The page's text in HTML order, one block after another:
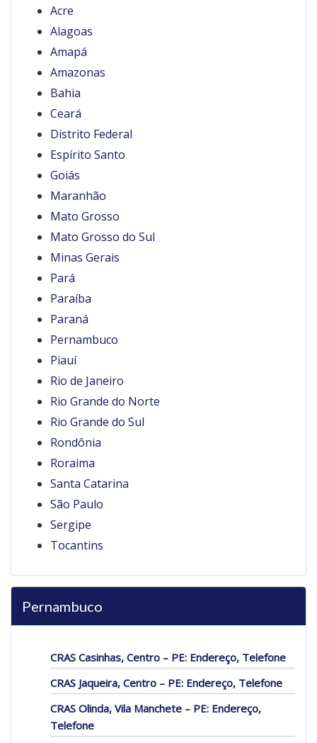
Acre
Alagoas
Amapá
Amazonas
Bahia
Ceará
Distrito Federal
Espírito Santo
Goiás
Maranhão
Mato Grosso
Mato Grosso do Sul
Minas Gerais
Pará
Paraíba
Paraná
Pernambuco
Piauí
Rio de Janeiro
Rio Grande do Norte
Rio Grande do Sul
Rondônia
Roraima
Santa Catarina
São Paulo
Sergipe
Tocantins
Pernambuco
CRAS Casinhas, Centro – PE: Endereço, Telefone
CRAS Jaqueira, Centro – PE: Endereço, Telefone
CRAS Olinda, Vila Manchete – PE: Endereço,
Telefone